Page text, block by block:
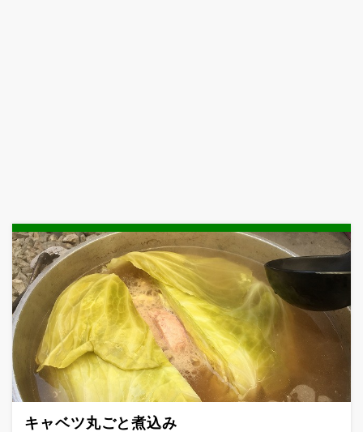
キャベツ丸ごと煮込み